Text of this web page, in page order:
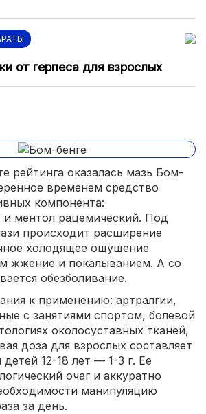
от герпеса для взрослых
рейтинга оказалась мазь Бом-
временем средство
компонента:
и ментол рацемический. Под
происходит расширение
холодящее ощущение
жжение и покалыванием. А со
обезболивание.
к применению: артралгии,
с занятиями спортом, болевой
околосуставных тканей,
доза для взрослых составляет
12-18 лет — 1-3 г. Ее
очаг и аккуратно
манипуляцию
за день.